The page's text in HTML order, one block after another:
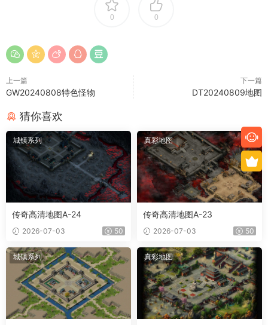
0 0
上一篇
GW20240808特色怪物
下一篇
DT20240809地图
猜你喜欢
城镇系列
传奇高清地图A-24
2026-07-03 50
真彩地图
传奇高清地图A-23
2026-07-03 50
城镇系列 真彩地图